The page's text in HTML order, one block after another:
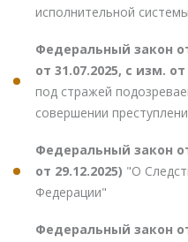
исполнительной
Федеральный закон
от 31.07.2025, с изм. от
под стражей
совершении
Федеральный закон
от 29.12.2025) "О
Федерации"
Федеральный закон